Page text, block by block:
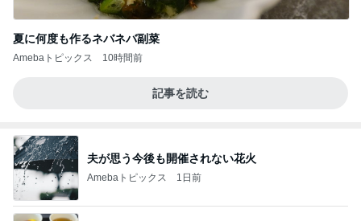
夏に何度も作るネバネバ副菜
Amebaトピックス 10時間前
記事を読む
夫が思う今後も開催されない花火
Amebaトピックス 1日前